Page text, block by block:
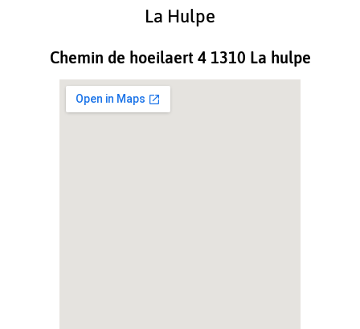
La Hulpe
Chemin de hoeilaert 4 1310 La hulpe